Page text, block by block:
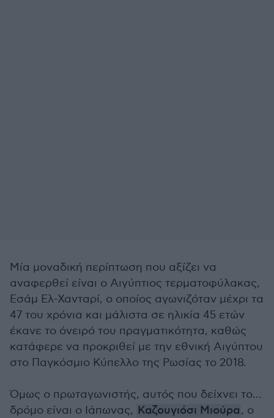
Μία μοναδική περίπτωση που αξίζει να
αναφερθεί είναι ο Αιγύπτιος τερματοφύλακας,
Εσάμ Ελ-Χανταρί, ο οποίος αγωνιζόταν μέχρι τα
47 του χρόνια και μάλιστα σε ηλικία 45 ετών
έκανε το όνειρό του πραγματικότητα, καθώς
κατάφερε να προκριθεί με την εθνική Αιγύπτου
στο Παγκόσμιο Κύπελλο της Ρωσίας το 2018.
Όμως ο πρωταγωνιστής, αυτός που δείχνει το...
δρόμο είναι ο Ιάπωνας, Καζουγιόσι Μιούρα, ο